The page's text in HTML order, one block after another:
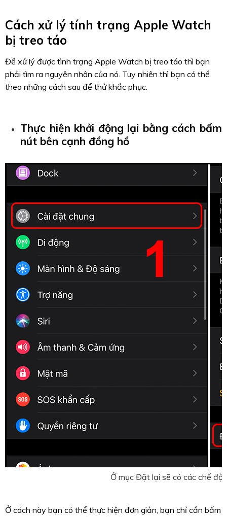
Cách xử lý tính trạng Apple Watch
bị treo táo
Để xử lý được tình trạng Apple Watch bị treo táo thì bạn
phải tìm ra nguyên nhân của nó. Tuy nhiên thì bạn có thể
theo những cách sau để thử khắc phục.
Thực hiện khởi động lại bằng cách bấm
nút bên cạnh đồng hồ
Ở mục Đặt lại sẽ có các chế
Ở cách này bạn có thể thực hiện đơn giản, bạn chỉ cần bấm